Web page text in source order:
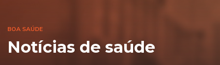
BOA SAÚDE
Notícias de saúde